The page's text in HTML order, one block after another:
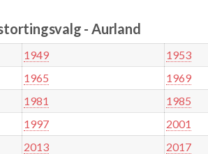
- Aurland
1949 1953
1965 1969
1981 1985
1997 2001
2013 2017